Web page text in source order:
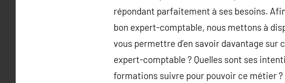
répondant parfaitement à ses besoins.
bon expert-comptable, nous mettons à
vous permettre d’en savoir davantage
expert-comptable ? Quelles sont ses
formations suivre pour pouvoir ce métier